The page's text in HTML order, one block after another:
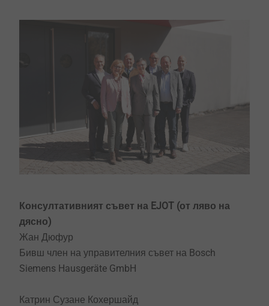
Консултативният съвет на EJOT (от ляво на
дясно)
Жан Дюфур
Бивш член на управителния съвет на Bosch
Siemens Hausgeräte GmbH
Катрин Сузане Кохершайд